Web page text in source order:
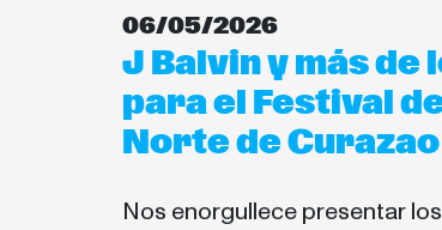
06/05/2026
J Balvin y más de
para el Festival
Norte de
Nos enorgullece presentar